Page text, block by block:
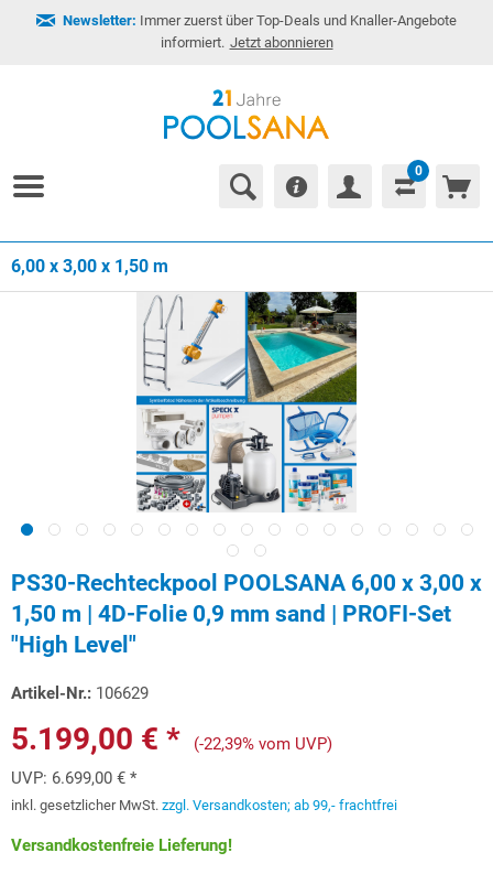
Newsletter: Immer zuerst über Top-Deals und Knaller-Angebote
informiert. Jetzt abonnieren
0
6,00 x 3,00 x 1,50 m
PS30-Rechteckpool POOLSANA 6,00 x 3,00 x
1,50 m | 4D-Folie 0,9 mm sand | PROFI-Set
"High Level"
Artikel-Nr.: 106629
5.199,00 € *
(-22,39% vom UVP)
UVP: 6.699,00 € *
inkl. gesetzlicher MwSt. zzgl. Versandkosten; ab 99,- frachtfrei
Versandkostenfreie Lieferung!